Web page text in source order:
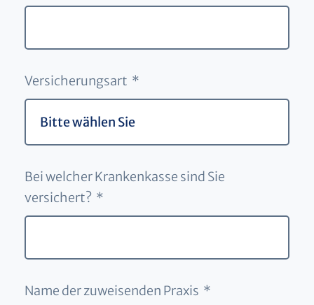
Versicherungsart *
Bei welcher Krankenkasse sind Sie
versichert? *
Name der zuweisenden Praxis *